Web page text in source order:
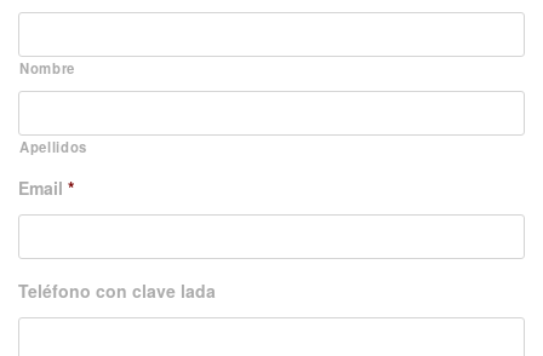
Nombre
Apellidos
Email *
Teléfono con clave lada